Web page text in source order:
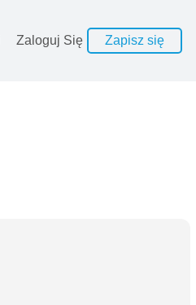
Zaloguj Się Zapisz się